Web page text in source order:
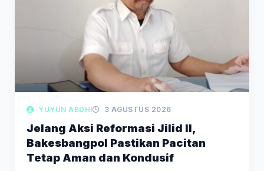
YUYUN ABDHI 3 AGUSTUS 2026
Jelang Aksi Reformasi Jilid II,
Bakesbangpol Pastikan Pacitan
Tetap Aman dan Kondusif